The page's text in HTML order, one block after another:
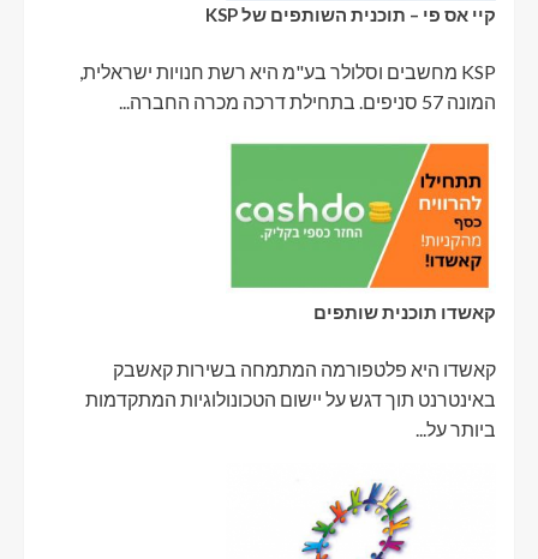
קיי אס פי – תוכנית השותפים של KSP
KSP מחשבים וסלולר בע"מ היא רשת חנויות ישראלית,
המונה 57 סניפים. בתחילת דרכה מכרה החברה...
קאשדו תוכנית שותפים
קאשדו היא פלטפורמה המתמחה בשירות קאשבק
באינטרנט תוך דגש על יישום הטכונולוגיות המתקדמות
ביותר על...